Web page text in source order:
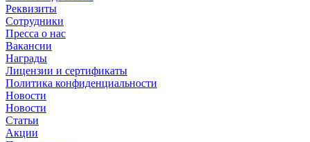
Реквизиты
Сотрудники
Пресса о нас
Вакансии
Награды
Лицензии и сертификаты
Политика конфиденциальности
Новости
Новости
Статьи
Акции